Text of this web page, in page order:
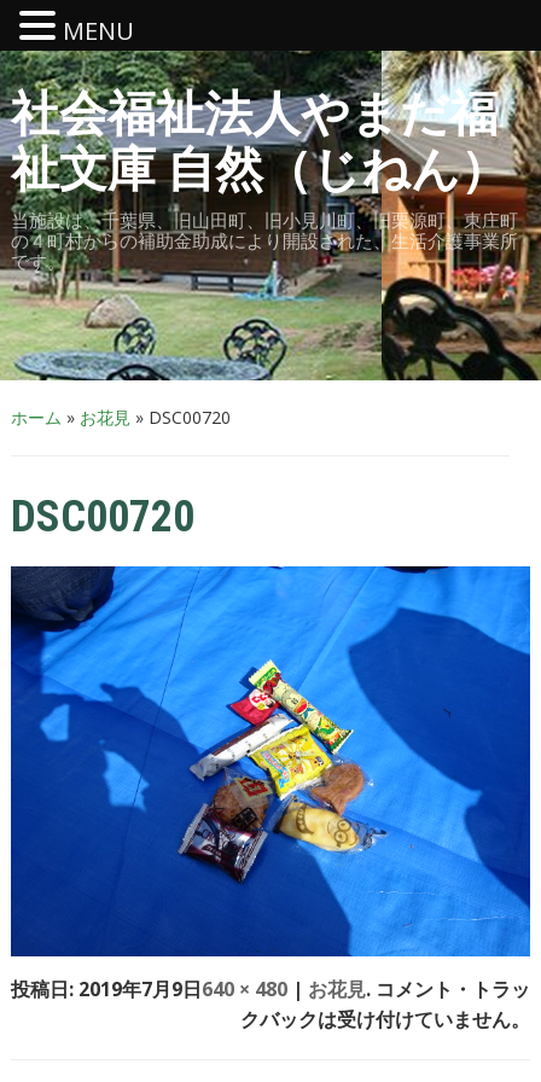
社会福祉法人やまだ福
祉文庫 自然（じねん）
当施設は、千葉県、旧山田町、旧小見川町、旧栗源町、東庄町
の４町村からの補助金助成により開設された、生活介護事業所
です。
ホーム » お花見 » DSC00720
DSC00720
投稿日: 2019年7月9日640 × 480 | お花見. コメント・トラッ
クバックは受け付けていません。
MENU